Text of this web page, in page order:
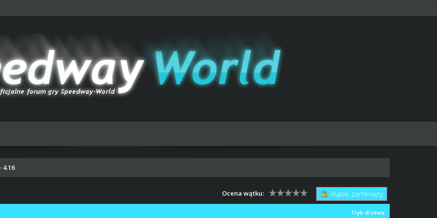
› 4.16
Wątek zamknięty
Ocena wątku:
Tryb drzewa